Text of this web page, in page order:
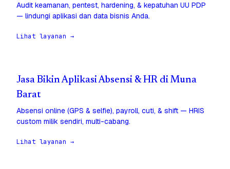
Audit keamanan, pentest, hardening, & kepatuhan UU PDP
— lindungi aplikasi dan data bisnis Anda.
Lihat layanan →
Jasa Bikin Aplikasi Absensi & HR di Muna
Barat
Absensi online (GPS & selfie), payroll, cuti, & shift — HRIS
custom milik sendiri, multi-cabang.
Lihat layanan →